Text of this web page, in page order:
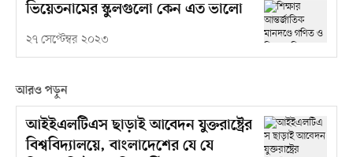
ভিয়েতনামের স্কুলগুলো কেন এত ভালো
২৭ সেপ্টেম্বর ২০২৩
আরও পড়ুন
আইইএলটিএস ছাড়াই আবেদন যুক্তরাষ্ট্রের
বিশ্ববিদ্যালয়ে, বাংলাদেশের যে যে